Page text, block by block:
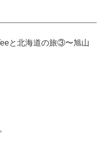
と北海道の旅③〜旭山